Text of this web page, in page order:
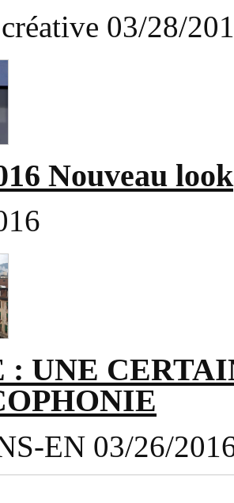
03/28/
Nouveau look
: UNE
EN 03/26/